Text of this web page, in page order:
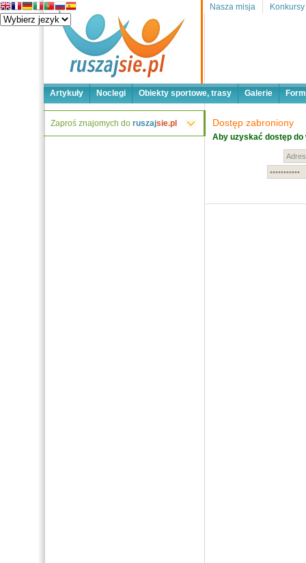
Nasza misja Konkursy
Artykuły Noclegi Obiekty sportowe, trasy Galerie
Zaproś znajomych do ruszajsie.pl Dostęp zabroniony
Aby uzyskać dostęp do